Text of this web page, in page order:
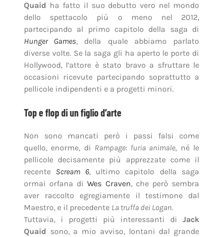
Quaid ha fatto il suo debutto vero nel mondo
dello spettacolo più o meno nel 2012,
partecipando al primo capitolo della saga di
Hunger Games, della quale abbiamo parlato
diverse volte. Se la saga gli ha aperto le porte di
Hollywood, l’attore è stato bravo a sfruttare le
occasioni ricevute partecipando soprattutto a
pellicole indipendenti e a progetti minori.
Top e flop di un figlio d’arte
Non sono mancati però i passi falsi come
quello, enorme, di Rampage: furia animale, né le
pellicole decisamente più apprezzate come il
recente Scream 6, ultimo capitolo della saga
ormai orfana diWes Craven, che però sembra
aver raccolto egregiamente il testimone dal
Maestro, e il precedente La truffa dei Logan.
Tuttavia, i progetti più interessanti diJack
Quaid sono, a mio avviso, lontani dal grande